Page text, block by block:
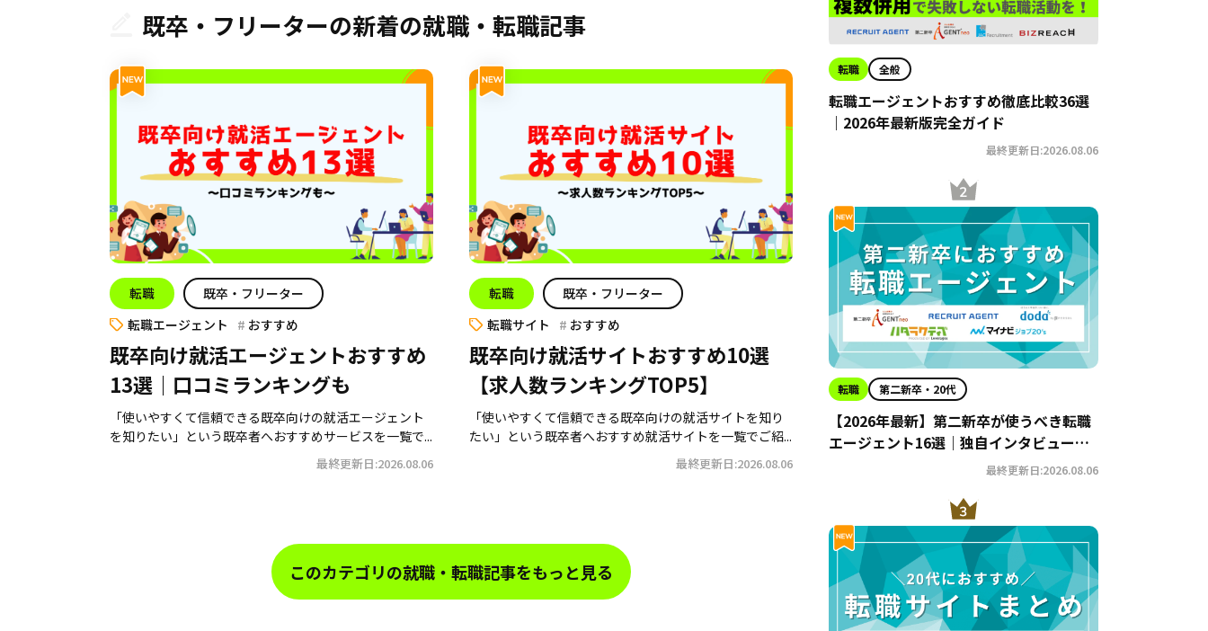
既卒・フリーターの新着の就職・転職記事
転職
既卒・フリーター
転職エージェント
おすすめ
既卒向け就活エージェントおすすめ
13選｜口コミランキングも
「使いやすくて信頼できる既卒向けの就活エージェント
を知りたい」という既卒者へおすすめサービスを一覧で...
最終更新日:2026.08.06
転職
既卒・フリーター
転職サイト
おすすめ
既卒向け就活サイトおすすめ10選
【求人数ランキングTOP5】
「使いやすくて信頼できる既卒向けの就活サイトを知り
たい」という既卒者へおすすめ就活サイトを一覧でご紹...
最終更新日:2026.08.06
このカテゴリの就職・転職記事をもっと見る
転職 全般
転職エージェントおすすめ徹底比較36選
｜2026年最新版完全ガイド
最終更新日:2026.08.06
転職 第二新卒・20代
【2026年最新】第二新卒が使うべき転職
エージェント16選｜独自インタビューか
らわかるおすすめ理由・サービスの特徴
最終更新日:2026.08.06